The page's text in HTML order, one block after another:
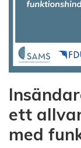
ett
med